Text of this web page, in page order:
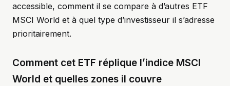
accessible, comment il se compare à d’autres ETF
MSCI World et à quel type d’investisseur il s’adresse
prioritairement.
Comment cet ETF réplique l’indice MSCI
World et quelles zones il couvre